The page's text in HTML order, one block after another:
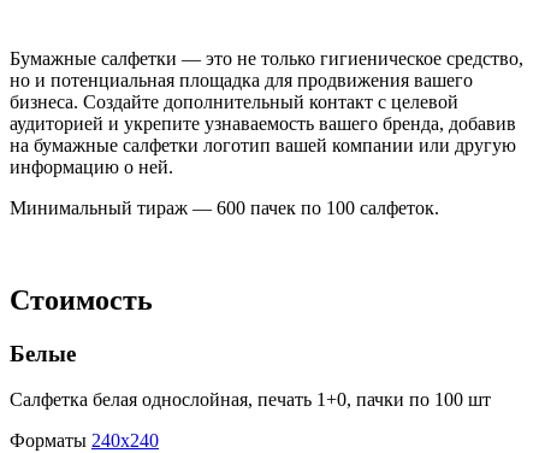
Бумажные салфетки — это не только гигиеническое средство,
но и потенциальная площадка для продвижения вашего
бизнеса. Создайте дополнительный контакт с целевой
аудиторией и укрепите узнаваемость вашего бренда, добавив
на бумажные салфетки логотип вашей компании или другую
информацию о ней.
Минимальный тираж — 600 пачек по 100 салфеток.
Стоимость
Белые
Салфетка белая однослойная, печать 1+0, пачки по 100 шт
Форматы 240х240